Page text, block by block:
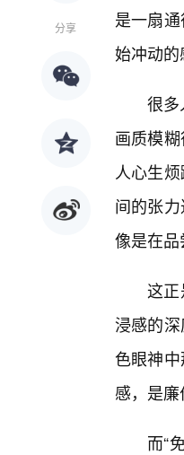
分享
是一扇
始冲动的
很
画质模
人心生
间的张
像是在
这
浸感的
色眼神
感，是
而“